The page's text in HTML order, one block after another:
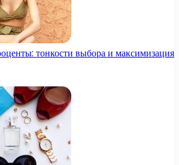
тонкости выбора и максимизация